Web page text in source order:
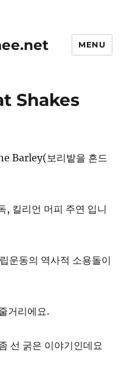
MENU
Shakes
Barley(보리밭을 흔드
, 킬리언 머피 주연 입니
운동의 역사적 소용돌이
거리에요.
선 굵은 이야기인데요